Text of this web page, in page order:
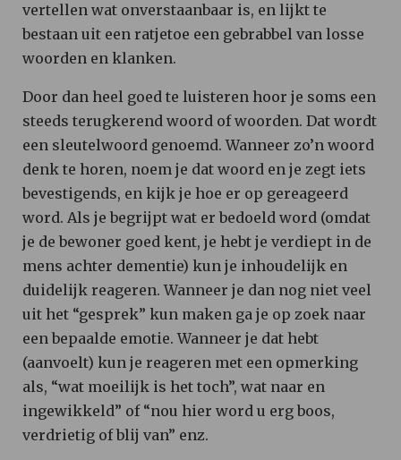
vertellen wat onverstaanbaar is, en lijkt te
bestaan uit een ratjetoe een gebrabbel van losse
woorden en klanken.
Door dan heel goed te luisteren hoor je soms een
steeds terugkerend woord of woorden. Dat wordt
een sleutelwoord genoemd. Wanneer zo’n woord
denk te horen, noem je dat woord en je zegt iets
bevestigends, en kijk je hoe er op gereageerd
word. Als je begrijpt wat er bedoeld word (omdat
je de bewoner goed kent, je hebt je verdiept in de
mens achter dementie) kun je inhoudelijk en
duidelijk reageren. Wanneer je dan nog niet veel
uit het “gesprek” kun maken ga je op zoek naar
een bepaalde emotie. Wanneer je dat hebt
(aanvoelt) kun je reageren met een opmerking
als, “wat moeilijk is het toch”, wat naar en
ingewikkeld” of “nou hier word u erg boos,
verdrietig of blij van” enz.